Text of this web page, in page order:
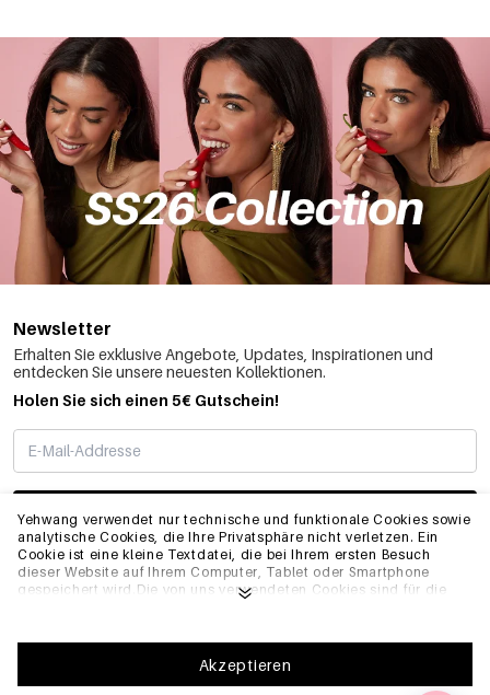
Yehwang verwendet nur technische und funktionale Cookies sowie
analytische Cookies, die Ihre Privatsphäre nicht verletzen. Ein
Cookie ist eine kleine Textdatei, die bei Ihrem ersten Besuch
dieser Website auf Ihrem Computer, Tablet oder Smartphone
gespeichert wird.Die von uns verwendeten Cookies sind für die
Website, ordnungsgemäß zu funktionieren und z.B. Ihre
bevorzugten Einstellungen zu speichern. Sie ermöglichen es uns
auch, unsere Website zu optimieren.Um sicherzustellen, dass Sie
Akzeptieren
Newsletter
Erhalten Sie exklusive Angebote, Updates, Inspirationen und
entdecken Sie unsere neuesten Kollektionen.
Holen Sie sich einen 5€ Gutschein!
ABONNIEREN
INFO